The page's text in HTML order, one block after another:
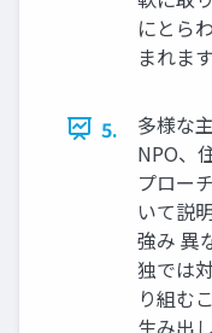
にとら
まれます
5.
多様な
NPO、
プロー
いて説
強み 異
独では
り組む
生み出